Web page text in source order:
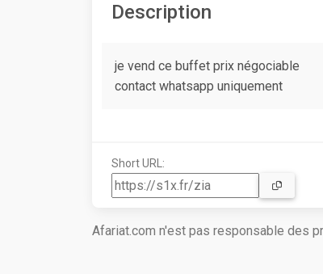
Description
je vend ce buffet prix négociable
contact whatsapp uniquement
Short URL:
Afariat.com n'est pas responsable des